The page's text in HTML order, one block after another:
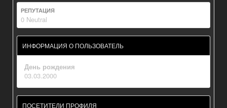
РЕПУТАЦИЯ
0 Neutral
ИНФОРМАЦИЯ О ПОЛЬЗОВАТЕЛЬ
День рождения
03.03.2000
ПОСЕТИТЕЛИ ПРОФИЛЯ